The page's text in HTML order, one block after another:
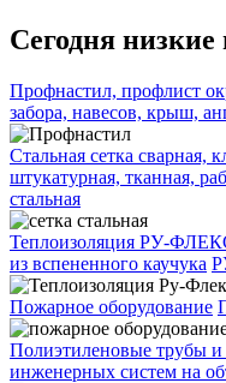
Сегодня
Профнастил, профлист
забора, навесов, крыш,
Стальная сетка сварная,
штукатурная, тканная,
стальная
Теплоизоляция РУ-
из вспененного каучука
Пожарное оборудование
Полиэтиленовые трубы
инженерных систем на